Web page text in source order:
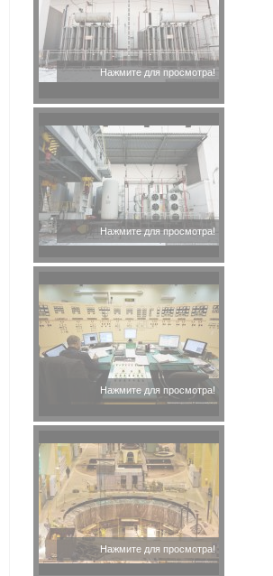
Нажмите для просмотра!
Нажмите для просмотра!
Нажмите для просмотра!
Нажмите для просмотра!